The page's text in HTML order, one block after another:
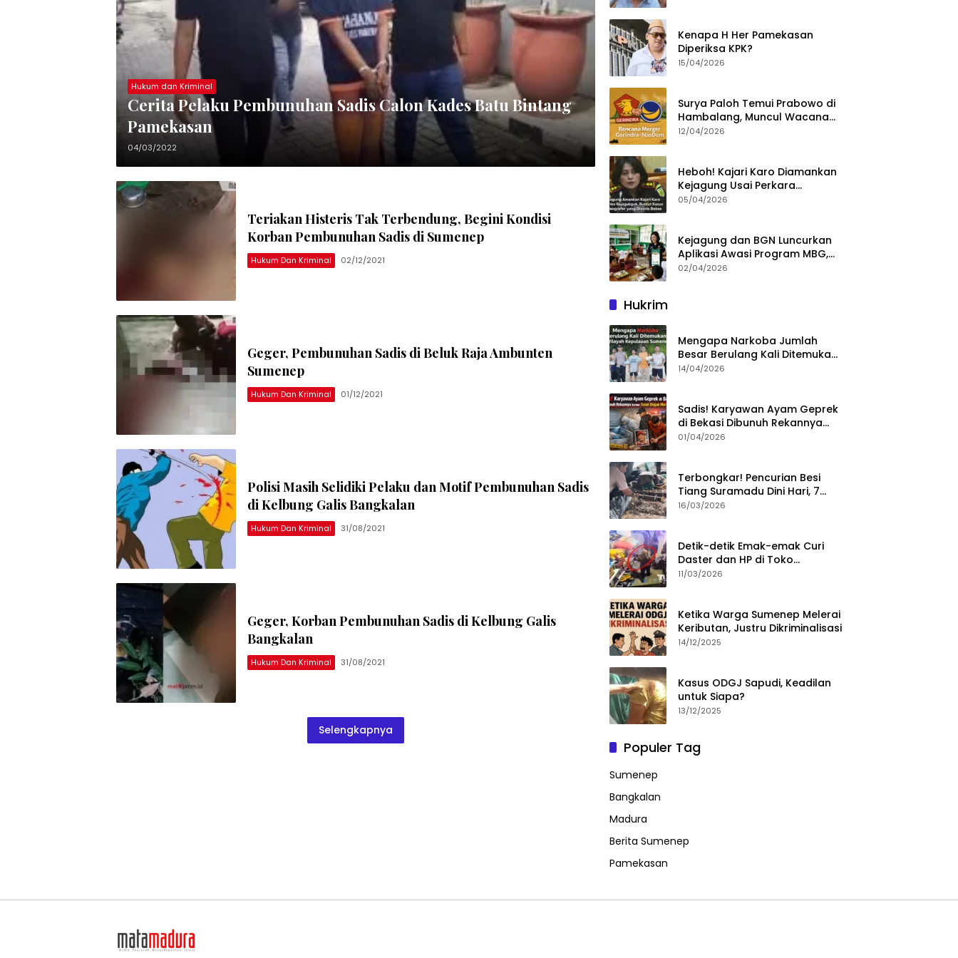
Hukum dan Kriminal
Cerita Pelaku Pembunuhan Sadis Calon Kades Batu Bintang
Pamekasan
04/03/2022
Teriakan Histeris Tak Terbendung, Begini Kondisi
Korban Pembunuhan Sadis di Sumenep
Hukum Dan Kriminal 02/12/2021
Geger, Pembunuhan Sadis di Beluk Raja Ambunten
Sumenep
Hukum Dan Kriminal 01/12/2021
Polisi Masih Selidiki Pelaku dan Motif Pembunuhan Sadis
di Kelbung Galis Bangkalan
Hukum Dan Kriminal 31/08/2021
Geger, Korban Pembunuhan Sadis di Kelbung Galis
Bangkalan
Hukum Dan Kriminal 31/08/2021
Selengkapnya
Kenapa H Her Pamekasan
Diperiksa KPK?
15/04/2026
Surya Paloh Temui Prabowo di
Hambalang, Muncul Wacana
Penggabungan NasDem dan
12/04/2026
Heboh! Kajari Karo Diamankan
Kejagung Usai Perkara
Videografer Divonis Bebas
05/04/2026
Kejagung dan BGN Luncurkan
Aplikasi Awasi Program MBG,
Begini Cara Lapornya
02/04/2026
Hukrim
Mengapa Narkoba Jumlah
Besar Berulang Kali Ditemukan
di Wilayah Kepulauan
14/04/2026
Sadis! Karyawan Ayam Geprek
di Bekasi Dibunuh Rekannya
karena Tolak Diajak Merampok
01/04/2026
Terbongkar! Pencurian Besi
Tiang Suramadu Dini Hari, 7
ABK Ditangkap Polisi
16/03/2026
Detik-detik Emak-emak Curi
Daster dan HP di Toko
Sumenep, Aksi Terekam CCTV
11/03/2026
Ketika Warga Sumenep Melerai
Keributan, Justru Dikriminalisasi
14/12/2025
Kasus ODGJ Sapudi, Keadilan
untuk Siapa?
13/12/2025
Populer Tag
Sumenep
Bangkalan
Madura
Berita Sumenep
Pamekasan